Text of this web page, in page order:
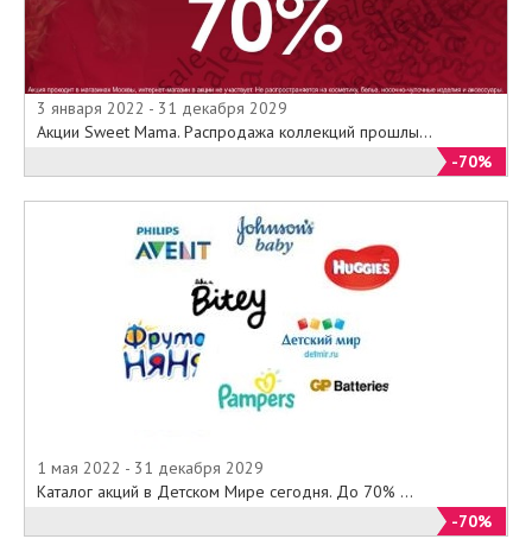
3 января 2022 - 31 декабря 2029
Акции Sweet Mama. Распродажа коллекций прошлы...
-70%
1 мая 2022 - 31 декабря 2029
Каталог акций в Детском Мире сегодня. До 70% ...
-70%